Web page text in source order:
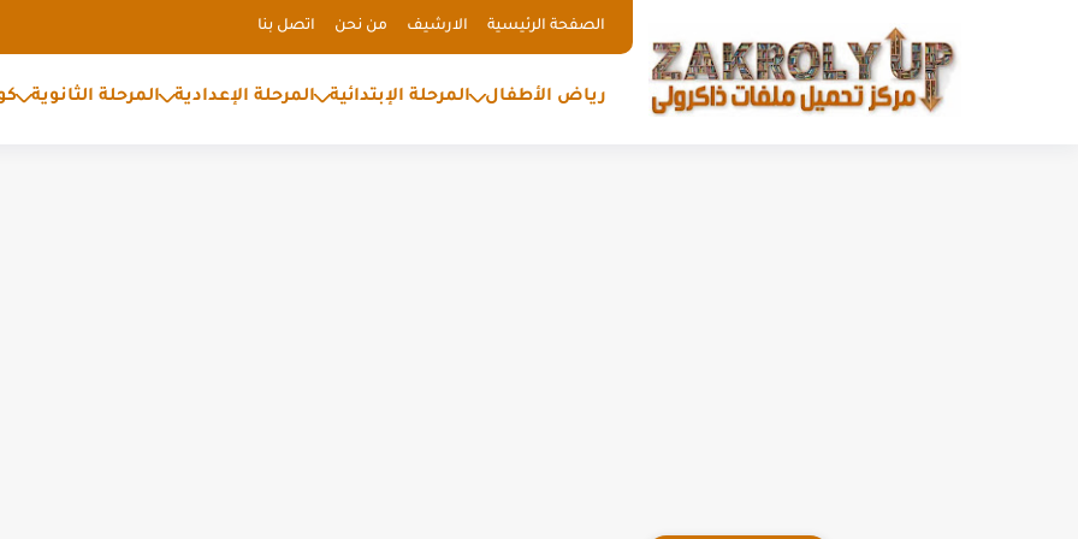
الصفحة الرئيسية الارشيف من نحن اتصل بنا
رياض الأطفال المرحلة الإبتدائية المرحلة الإعدادية المرحلة الثانوية